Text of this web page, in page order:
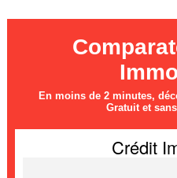
En moins de 2 minutes,
Gratuit et